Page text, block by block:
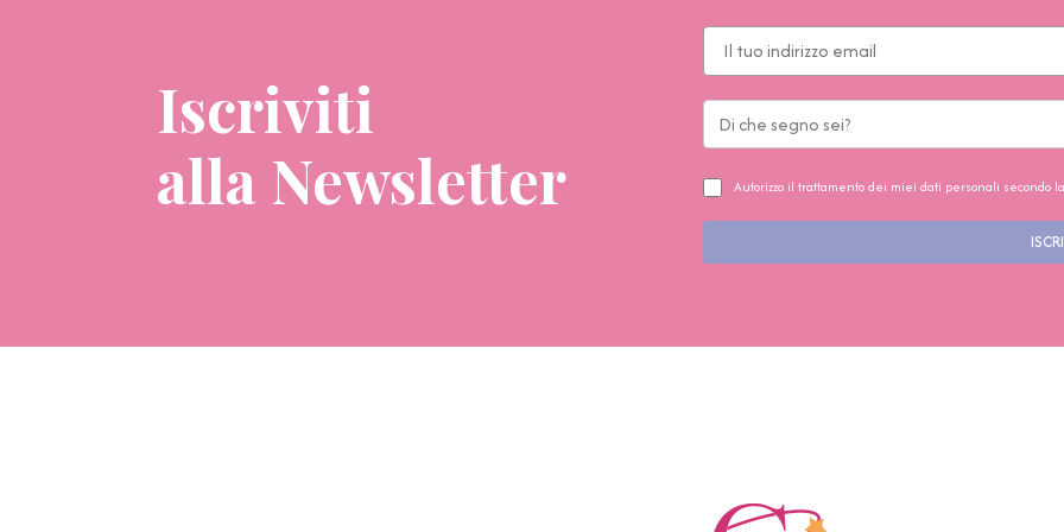
Iscriviti
alla Newsletter
Autorizzo il trattamento dei miei dati personali secondo la